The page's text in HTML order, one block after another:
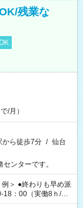
残業な
/月）
から徒歩7分 / 仙台
ンターです。
18：00（実働8ｈ/休
り派